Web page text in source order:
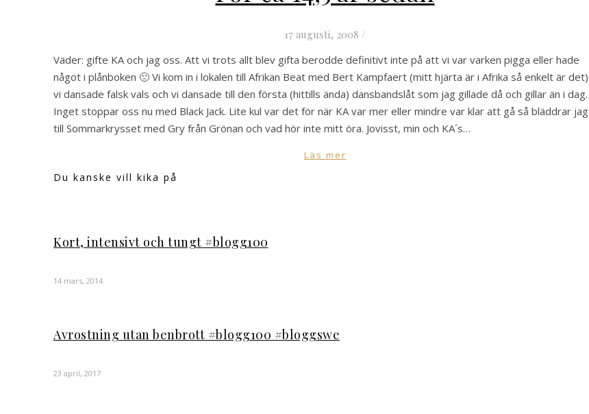
17 augusti, 2008 /
Väder: gifte KA och jag oss. Att vi trots allt blev gifta berodde definitivt inte på att vi var varken pigga eller hade
något i plånboken 🙁 Vi kom in i lokalen till Afrikan Beat med Bert Kampfaert (mitt hjärta är i Afrika så enkelt är det)
vi dansade falsk vals och vi dansade till den första (hittills ända) dansbandslåt som jag gillade då och gillar än i dag.
Inget stoppar oss nu med Black Jack. Lite kul var det för när KA var mer eller mindre var klar att gå så bläddrar jag
till Sommarkrysset med Gry från Grönan och vad hör inte mitt öra. Jovisst, min och KA´s…
Läs mer
Du kanske vill kika på
Kort, intensivt och tungt #blogg100
14 mars, 2014
Avrostning utan benbrott #blogg100 #bloggswe
23 april, 2017